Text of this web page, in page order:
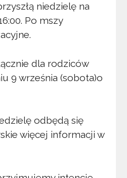
niedzielę na
Po mszy
dla rodziców
9 września (sobota)o
odbędą się
więcej informacji w